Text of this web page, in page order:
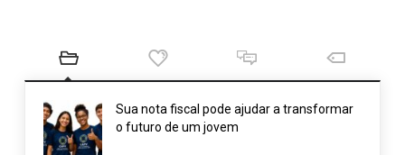
Sua nota fiscal pode ajudar a transformar
o futuro de um jovem